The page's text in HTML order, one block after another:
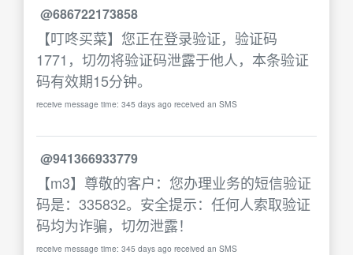
@686722173858
【叮咚买菜】您正在登录验证，验证码
1771，切勿将验证码泄露于他人，本条验证
码有效期15分钟。
receive message time: 345 days ago received an SMS
@941366933779
【m3】尊敬的客户：您办理业务的短信验证
码是：335832。安全提示：任何人索取验证
码均为诈骗，切勿泄露！
receive message time: 345 days ago received an SMS